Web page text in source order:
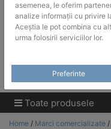
ACHIZITII PUBLICE
Produsele pot fi
Products
Toate produsele
Home / Marci comercializate /
asemenea, le oferim
analize informații cu privire
Aceștia le pot combina cu
urma folosirii serviciilor lor.
Preferinte